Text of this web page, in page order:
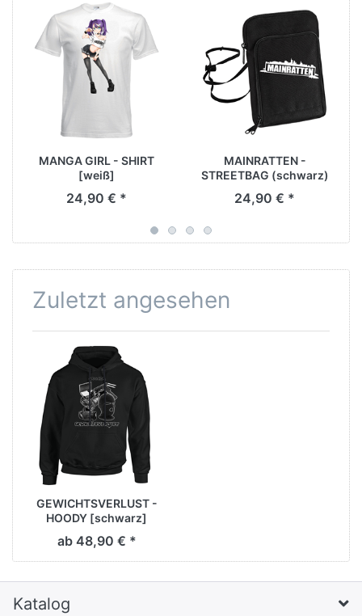
MANGA GIRL - SHIRT
[weiß]
24,90 € *
MAINRATTEN -
STREETBAG (schwarz)
24,90 € *
Zuletzt angesehen
GEWICHTSVERLUST -
HOODY [schwarz]
ab 48,90 € *
Katalog